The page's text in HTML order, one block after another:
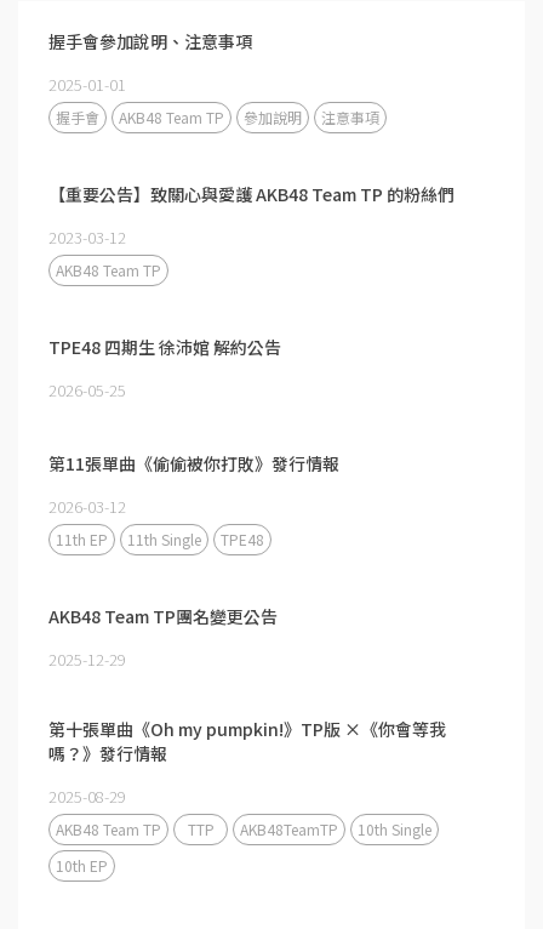
握手會參加說明、注意事項
2025-01-01
握手會 AKB48 Team TP 參加說明 注意事項
【重要公告】致關心與愛護 AKB48 Team TP 的粉絲們
2023-03-12
AKB48 Team TP
TPE48 四期生 徐沛婠 解約公告
2026-05-25
第11張單曲《偷偷被你打敗》發行情報
2026-03-12
11th EP 11th Single TPE48
AKB48 Team TP團名變更公告
2025-12-29
第十張單曲《Oh my pumpkin!》TP版 ×《你會等我
嗎？》發行情報
2025-08-29
AKB48 Team TP TTP AKB48TeamTP
10th Single
10th EP